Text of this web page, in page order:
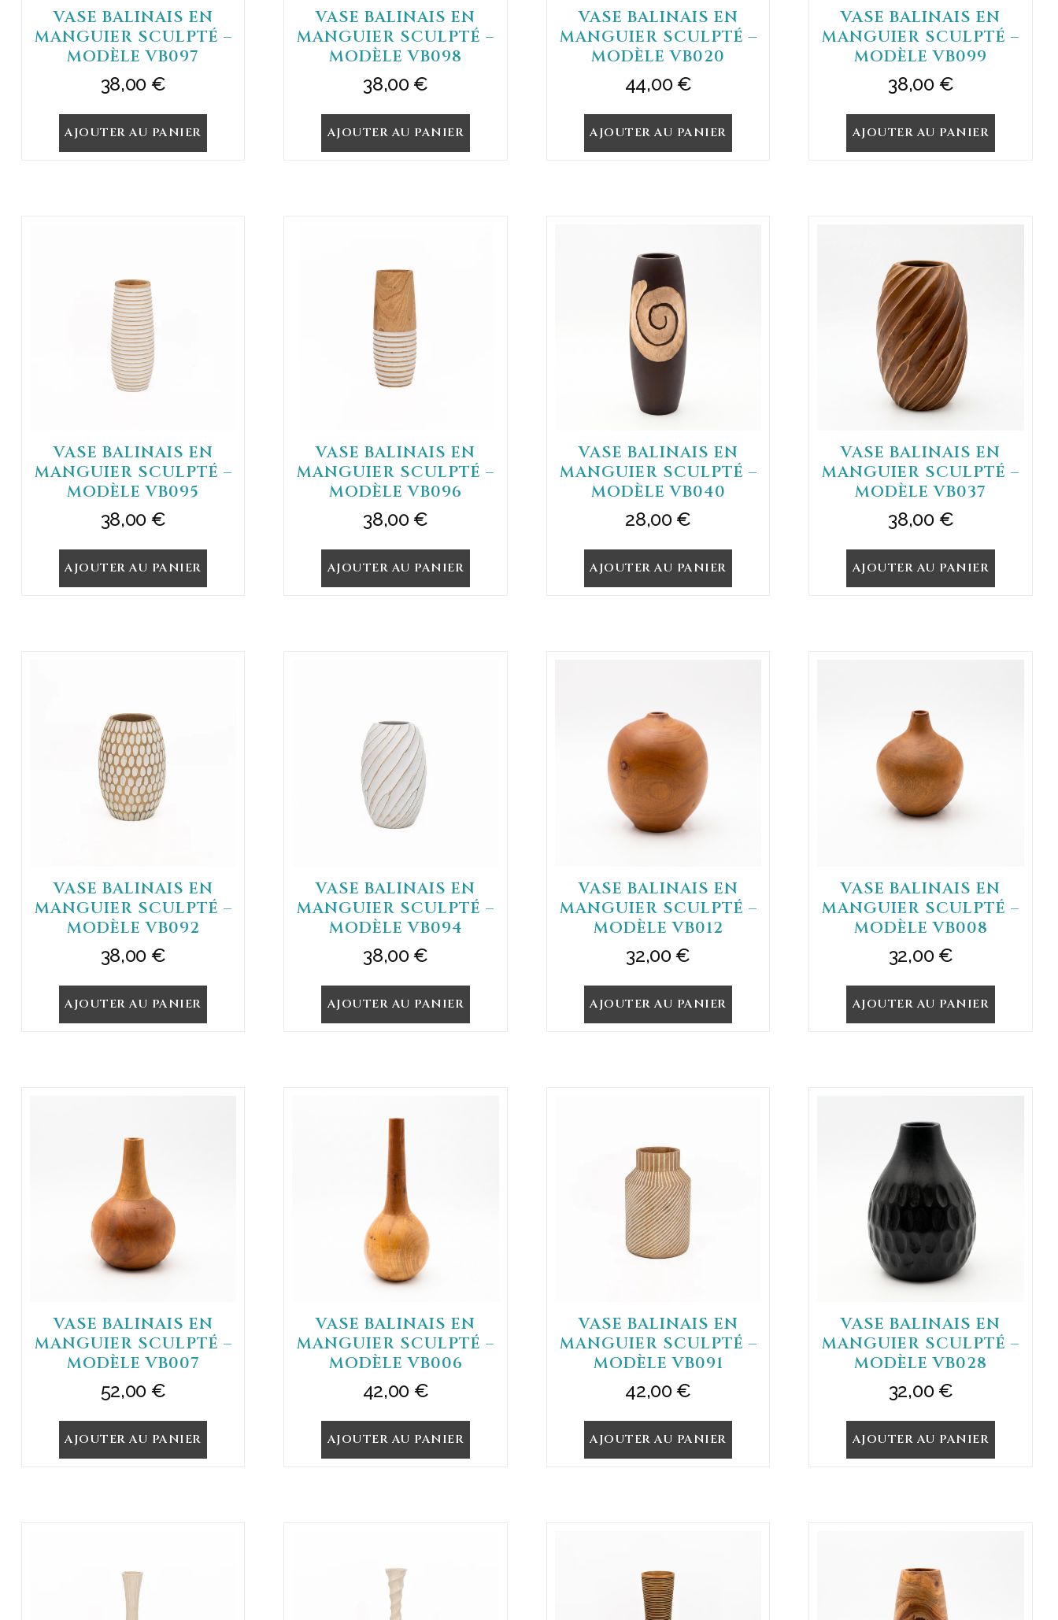
VASE BALINAIS EN
MANGUIER SCULPTÉ –
MODÈLE VB097
38,00 €
AJOUTER AU PANIER
VASE BALINAIS EN
MANGUIER SCULPTÉ –
MODÈLE VB098
38,00€
AJOUTER AU PANIER
VASE BALINAIS EN
MANGUIER SCULPTÉ –
MODÈLE VB020
44,00€
AJOUTER AU PANIER
VASE BALINAIS EN
MANGUIER SCULPTÉ –
MODÈLE VB099
38,00 €
AJOUTER AU PANIER
VASE BALINAIS EN
MANGUIER SCULPTÉ –
MODÈLE VB095
38,00 €
AJOUTER AU PANIER
VASE BALINAIS EN
MANGUIER SCULPTÉ –
MODÈLE VB096
38,00€
AJOUTER AU PANIER
VASE BALINAIS EN
MANGUIER SCULPTÉ –
MODÈLE VB040
28,00€
AJOUTER AU PANIER
VASE BALINAIS EN
MANGUIER SCULPTÉ –
MODÈLE VB037
38,00 €
AJOUTER AU PANIER
VASE BALINAIS EN
MANGUIER SCULPTÉ –
MODÈLE VB092
38,00 €
AJOUTER AU PANIER
VASE BALINAIS EN
MANGUIER SCULPTÉ –
MODÈLE VB094
38,00€
AJOUTER AU PANIER
VASE BALINAIS EN
MANGUIER SCULPTÉ –
MODÈLE VB012
32,00€
AJOUTER AU PANIER
VASE BALINAIS EN
MANGUIER SCULPTÉ –
MODÈLE VB008
32,00€
AJOUTER AU PANIER
VASE BALINAIS EN
MANGUIER SCULPTÉ –
MODÈLE VB007
52,00 €
AJOUTER AU PANIER
VASE BALINAIS EN
MANGUIER SCULPTÉ –
MODÈLE VB006
42,00 €
AJOUTER AU PANIER
VASE BALINAIS EN
MANGUIER SCULPTÉ –
MODÈLE VB091
42,00€
AJOUTER AU PANIER
VASE BALINAIS EN
MANGUIER SCULPTÉ –
MODÈLE VB028
32,00€
AJOUTER AU PANIER